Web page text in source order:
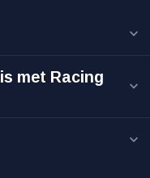
met Racing